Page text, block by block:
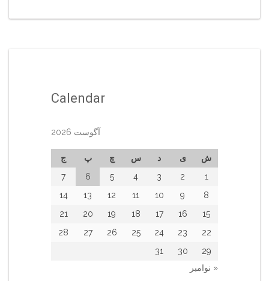
Calendar
آگوست 2026
ش ی د س چ پ
ج
1
2
3
4
5
6
7
8
9
10
11
12
13
14
15
16
17
18
19
20
21
22
23
24
25
26
27
28
29
30
31
« نوامبر